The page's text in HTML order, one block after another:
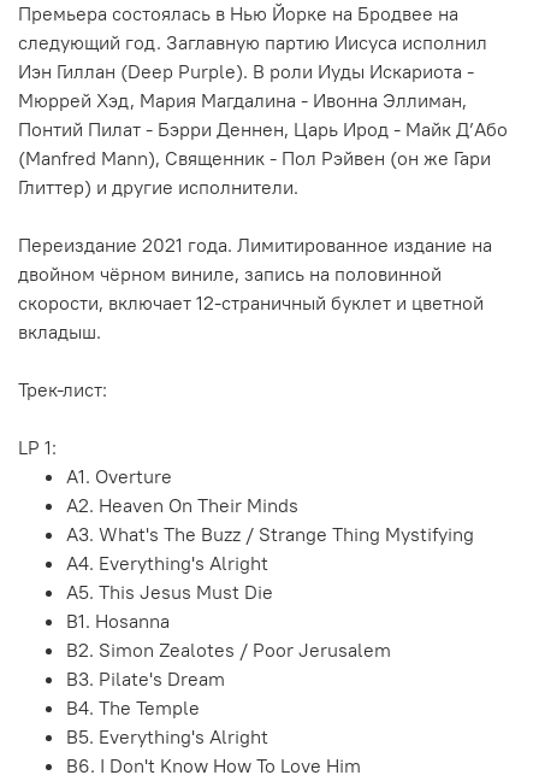
Премьера состоялась в Нью Йорке на Бродвее на
следующий год. Заглавную партию Иисуса исполнил
Иэн Гиллан (Deep Purple). В роли Иуды Искариота -
Мюррей Хэд, Мария Магдалина - Ивонна Эллиман,
Понтий Пилат - Бэрри Деннен, Царь Ирод - Майк Д’Або
(Manfred Mann), Священник - Пол Рэйвен (он же Гари
Глиттер) и другие исполнители.
Переиздание 2021 года. Лимитированное издание на
двойном чёрном виниле, запись на половинной
скорости, включает 12-страничный буклет и цветной
вкладыш.
Трек-лист:
LP 1:
A1. Overture
A2. Heaven On Their Minds
A3. What's The Buzz / Strange Thing Mystifying
A4. Everything's Alright
A5. This Jesus Must Die
B1. Hosanna
B2. Simon Zealotes / Poor Jerusalem
B3. Pilate's Dream
B4. The Temple
B5. Everything's Alright
B6. I Don't Know How To Love Him